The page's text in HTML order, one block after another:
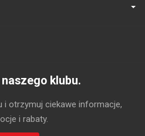
naszego klubu.
i otrzymuj ciekawe informacje,
i rabaty.